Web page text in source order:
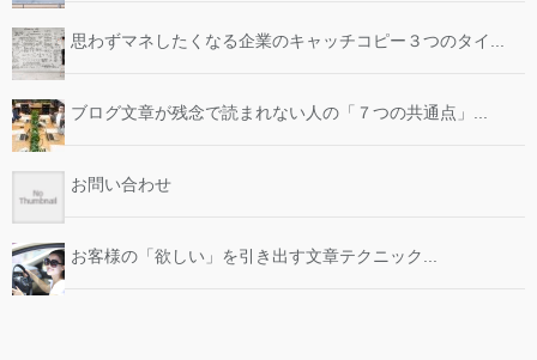
思わずマネしたくなる企業のキャッチコピー３つのタイ...
ブログ文章が残念で読まれない人の「７つの共通点」...
お問い合わせ
お客様の「欲しい」を引き出す文章テクニック...